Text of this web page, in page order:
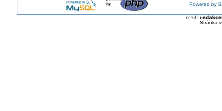
Powered by
Stránka